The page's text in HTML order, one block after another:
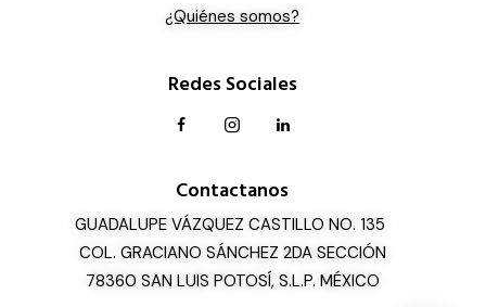
¿Quiénes somos?
Redes Sociales
Contactanos
GUADALUPE VÁZQUEZ CASTILLO NO. 135
COL. GRACIANO SÁNCHEZ 2DA SECCIÓN
78360 SAN LUIS POTOSÍ, S.L.P. MÉXICO